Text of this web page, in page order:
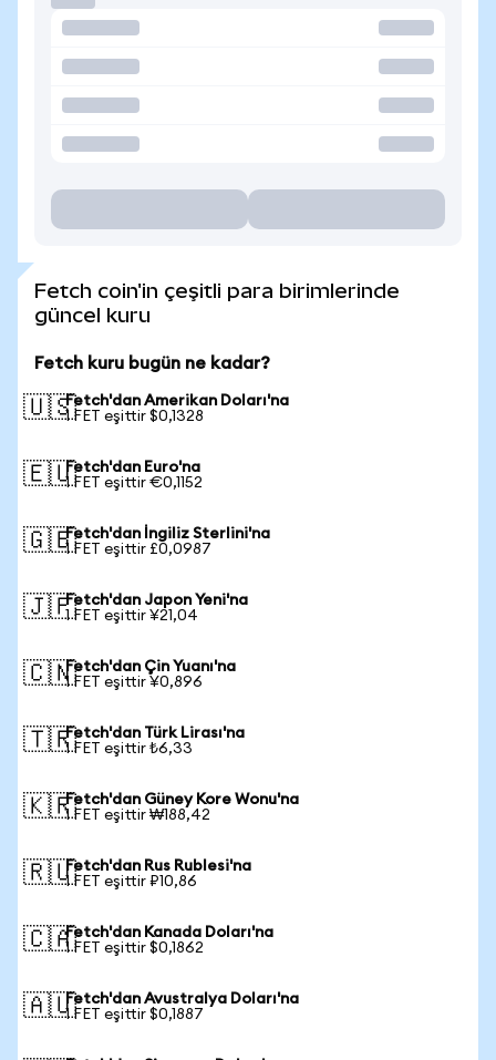
Fetch coin'in çeşitli para birimlerinde
güncel kuru
Fetch kuru bugün ne kadar?
🇺🇸Fetch'dan Amerikan Doları'na
1 FET eşittir $0,1328
🇪🇺Fetch'dan Euro'na
1 FET eşittir €0,1152
🇬🇧Fetch'dan İngiliz Sterlini'na
1 FET eşittir £0,0987
🇯🇵Fetch'dan Japon Yeni'na
1 FET eşittir ¥21,04
🇨🇳Fetch'dan Çin Yuanı'na
1 FET eşittir ¥0,896
🇹🇷Fetch'dan Türk Lirası'na
1 FET eşittir ₺6,33
🇰🇷Fetch'dan Güney Kore Wonu'na
1 FET eşittir ₩188,42
🇷🇺Fetch'dan Rus Rublesi'na
1 FET eşittir ₽10,86
🇨🇦Fetch'dan Kanada Doları'na
1 FET eşittir $0,1862
🇦🇺Fetch'dan Avustralya Doları'na
1 FET eşittir $0,1887